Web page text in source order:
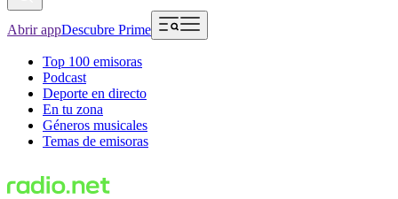
Abrir appDescubre Prime
Top 100 emisoras
Podcast
Deporte en directo
En tu zona
Géneros musicales
Temas de emisoras